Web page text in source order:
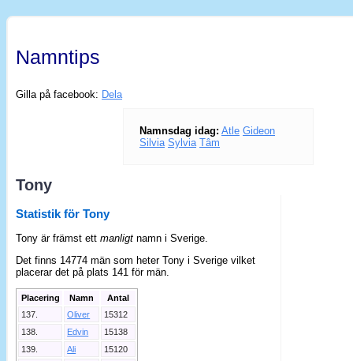
Namntips
Gilla på facebook: Dela
Namnsdag idag: Atle Gideon
Silvia Sylvia Tâm
Tony
Statistik för Tony
Tony är främst ettmanligt namn i Sverige.
Det finns 14774 män som heter Tony i Sverige vilket
placerar det på plats 141 för män.
Placering Namn
Antal
137.
Oliver
15312
138.
Edvin
15138
139.
Ali
15120